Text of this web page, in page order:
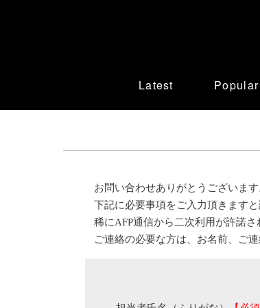
Latest Popular
お問い合わせありがとうございます
下記に必要事項をご入力頂きます
稀にAFP通信から二次利用が許諾
ご連絡の必要な方は、お名前、ご